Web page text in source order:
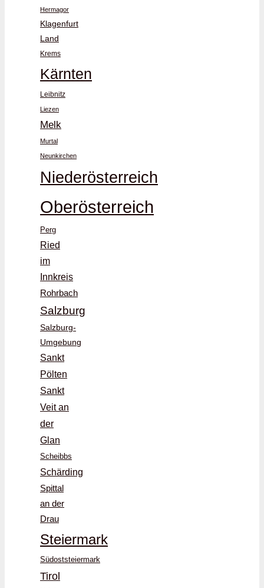
Hermagor
Klagenfurt
Land
Krems
Kärnten
Leibnitz
Liezen
Melk
Murtal
Neunkirchen
Niederösterreich
Oberösterreich
Perg
Ried
im
Innkreis
Rohrbach
Salzburg
Salzburg-
Umgebung
Sankt
Pölten
Sankt
Veit an
der
Glan
Scheibbs
Schärding
Spittal
an der
Drau
Steiermark
Südoststeiermark
Tirol